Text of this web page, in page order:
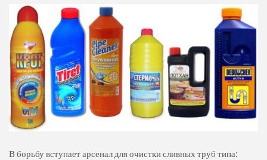
В борьбу вступает арсенал для очистки сливных труб типа: